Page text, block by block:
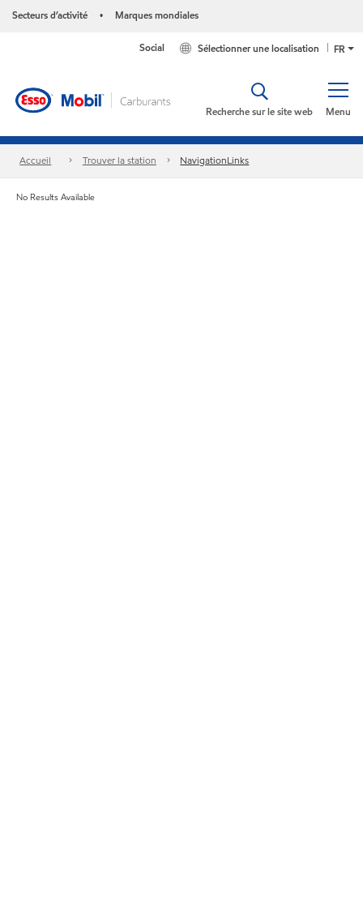
Secteurs d’activité • Marques mondiales
FR
Sélectionner une localisation
Social
Menu
Recherche sur le site web
Accueil Trouver la station NavigationLinks
No Results Available